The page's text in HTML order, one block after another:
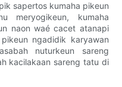
sapertos kumaha pikeun
meryogikeun, kumaha
naon waé cacet atanapi
ngadidik karyawan
nuturkeun sareng
kacilakaan sareng tatu di